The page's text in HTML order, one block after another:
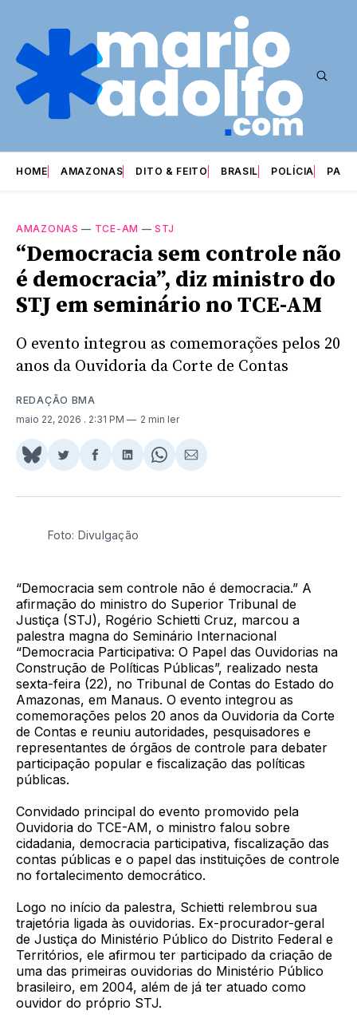
HOME AMAZONAS DITO & FEITO BRASIL POLÍCIA
AMAZONAS — TCE-AM —STJ
“Democracia sem controle não
é democracia”, diz ministro do
STJ em seminário no TCE-AM
O evento integrou as comemorações pelos 20
anos da Ouvidoria da Corte de Contas
REDAÇÃO BMA
maio 22, 2026 . 2:31 PM 2 min ler
Share
BlueSky
Compartilhar
Twitter
Compartilhar
Facebook
Compartilhar
LinkedIn
Share
WhatsApp
Compartilhar
Email
Foto: Divulgação
“Democracia sem controle não é democracia.” A
afirmação do ministro do Superior Tribunal de
Justiça (STJ), Rogério Schietti Cruz, marcou a
palestra magna do Seminário Internacional
“Democracia Participativa: O Papel das Ouvidorias na
Construção de Políticas Públicas”, realizado nesta
sexta-feira (22), no Tribunal de Contas do Estado do
Amazonas, em Manaus. O evento integrou as
comemorações pelos 20 anos da Ouvidoria da Corte
de Contas e reuniu autoridades, pesquisadores e
representantes de órgãos de controle para debater
participação popular e fiscalização das políticas
públicas.
Convidado principal do evento promovido pela
Ouvidoria do TCE-AM, o ministro falou sobre
cidadania, democracia participativa, fiscalização das
contas públicas e o papel das instituições de controle
no fortalecimento democrático.
Logo no início da palestra, Schietti relembrou sua
trajetória ligada às ouvidorias. Ex-procurador-geral
de Justiça do Ministério Público do Distrito Federal e
Territórios, ele afirmou ter participado da criação de
uma das primeiras ouvidorias do Ministério Público
brasileiro, em 2004, além de já ter atuado como
ouvidor do próprio STJ.